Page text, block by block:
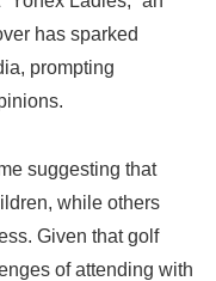
has sparked
prompting
suggesting that
while others
Given that golf
of attending with